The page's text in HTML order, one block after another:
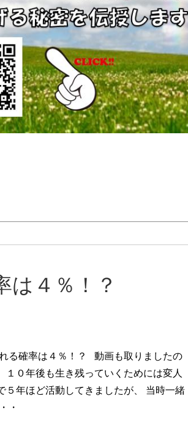
は４％！？
る確率は４％！？ 動画も取りましたの
０年後も生き残っていくためには変人
年ほど活動してきましたが、 当時一緒
・